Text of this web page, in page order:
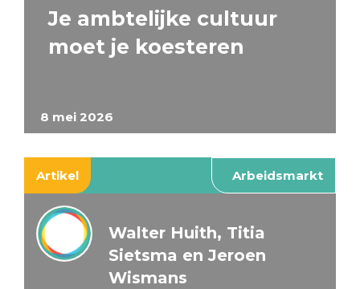
8 mei 2026
Je ambtelijke cultuur
moet je koesteren
Artikel Arbeidsmarkt
Walter Huith, Titia
Sietsma en Jeroen
Wismans